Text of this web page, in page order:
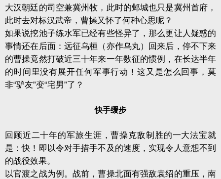
大汉朝廷的司空兼冀州牧，此时的邺城也只是冀州首府，
此时去对标汉武帝，曹操又怀了何种心思呢？
如果说挖池子练水军已经有些怪异了，那么更让人疑惑的
事情还在后面：远征乌桓（亦作乌丸）回来后，停不下来
的曹操竟然打破近三十年来一年数征的惯例，在长达半年
的时间里没有展开任何军事行动！这又是怎么回事，莫
非“驴友”变“宅男”了？
快手缓步
回顾近二十年的军旅生涯，曹操克敌制胜的一大法宝就
是：快！即以令对手措手不及的速度，实现令人意想不到
的战役效果。
以官渡之战为例。战前，曹操北面有强敌袁绍的重压，南